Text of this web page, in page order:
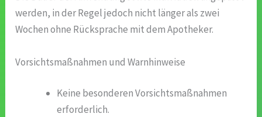
werden, in der Regel jedoch nicht länger als zwei
Wochen ohne Rücksprache mit dem Apotheker.
Vorsichtsmaßnahmen und Warnhinweise
Keine besonderen Vorsichtsmaßnahmen
erforderlich.